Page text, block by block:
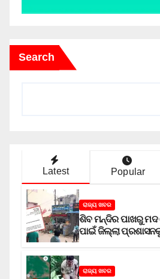
Search
Latest Popular
ରାଜ୍ୟ ଖବର
ଶିବ ମନ୍ଦିର ପାଖରୁ ମଦ
ପାଇଁ ଜିଲ୍ଲା
ରାଜ୍ୟ ଖବର